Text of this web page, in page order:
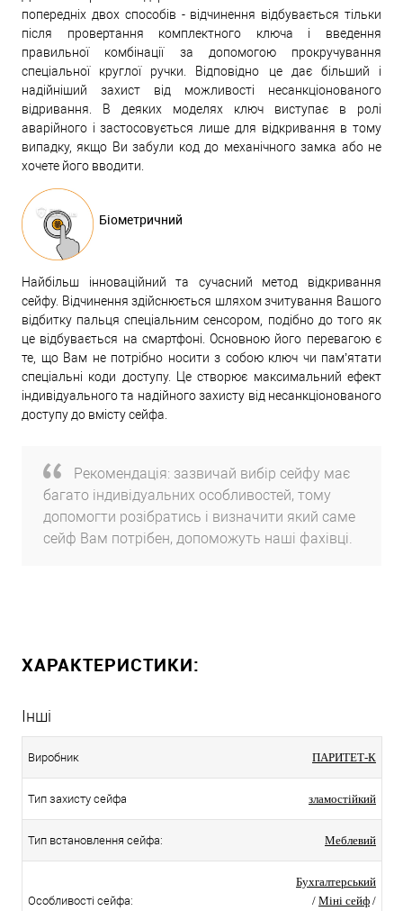
попередніх двох способів - відчинення відбувається тільки
після провертання комплектного ключа і введення
правильної комбінації за допомогою прокручування
спеціальної круглої ручки. Відповідно це дає більший і
надійніший захист від можливості несанкціонованого
відривання. В деяких моделях ключ виступає в ролі
аварійного і застосовується лише для відкривання в тому
випадку, якщо Ви забули код до механічного замка або не
хочете його вводити.
Біометричний
Найбільш інноваційний та сучасний метод відкривання
сейфу. Відчинення здійснюється шляхом зчитування Вашого
відбитку пальця спеціальним сенсором, подібно до того як
це відбувається на смартфоні. Основною його перевагою є
те, що Вам не потрібно носити з собою ключ чи пам’ятати
спеціальні коди доступу. Це створює максимальний ефект
індивідуального та надійного захисту від несанкціонованого
доступу до вмісту сейфа.
Рекомендація: зазвичай вибір сейфу має
багато індивідуальних особливостей, тому
допомогти розібратись і визначити який саме
сейф Вам потрібен, допоможуть наші фахівці.
ХАРАКТЕРИСТИКИ:
Інші
Виробник ПАРИТЕТ-К
Тип захисту сейфа зламостійкий
Тип встановлення сейфа: Меблевий
Особливості сейфа:
Бухгалтерський
/ Міні сейф /